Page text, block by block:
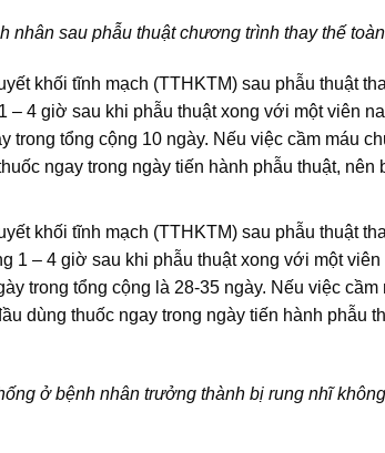
nhân sau phẫu thuật chương trình thay thế
khối tĩnh mạch (TTHKTM) sau phẫu thuật
– 4 giờ sau khi phẫu thuật xong với một viên
trong tổng cộng 10 ngày. Nếu việc cầm máu
ngay trong ngày tiến hành phẫu thuật,
khối tĩnh mạch (TTHKTM) sau phẫu thuật
1 – 4 giờ sau khi phẫu thuật xong với một
trong tổng cộng là 28-35 ngày. Nếu việc
dùng thuốc ngay trong ngày tiến hành phẫu
ở bệnh nhân trưởng thành bị rung nhĩ